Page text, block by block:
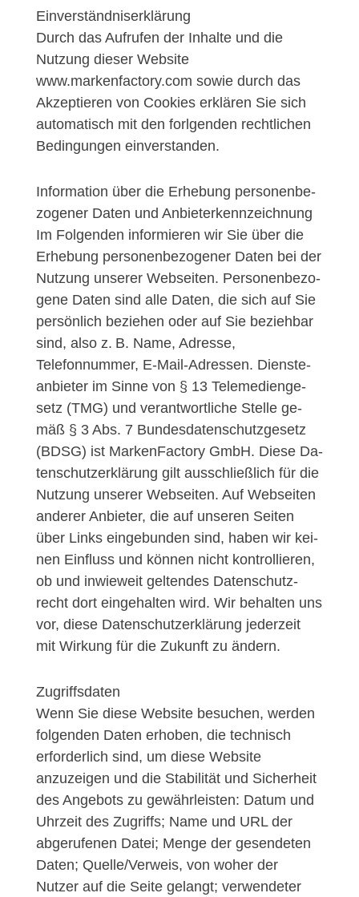
Einverständniserklärung
Durch das Aufrufen der Inhalte und die
Nutzung dieser Website
www.markenfactory.com sowie durch das
Akzeptieren von Cookies erklären Sie sich
automatisch mit den forlgenden rechtlichen
Bedingungen einverstanden.
In­for­ma­ti­on über die Er­he­bung per­so­nen­be­
zo­ge­ner Da­ten und An­bie­ter­kenn­zeich­nung
Im Fol­gen­den in­for­mie­ren wir Sie über die
Er­he­bung per­so­nen­be­zo­ge­ner Da­ten bei der
Nut­zung un­se­rer Web­sei­ten. Per­so­nen­be­zo­
ge­ne Da­ten sind al­le Da­ten, die sich auf Sie
per­sön­lich be­zie­hen oder auf Sie be­zieh­bar
sind, al­so z. B. Na­me, Adres­se,
Telefonnummer, E-Mail-Adres­sen. Diens­te­
an­bie­ter im Sin­ne von § 13 Te­le­me­di­en­ge­
setz (TMG) und ver­ant­wort­li­che Stel­le ge­
mäß § 3 Abs. 7 Bun­des­da­ten­schutz­ge­setz
(BDSG) ist MarkenFactory GmbH. Die­se Da­
ten­schut­z­er­klä­rung gilt aus­schlie­ß­lich für die
Nut­zung un­se­rer Web­sei­ten. Auf Web­sei­ten
an­de­rer An­bie­ter, die auf un­se­ren Sei­ten
über Links ein­ge­bun­den sind, ha­ben wir kei­
nen Ein­fluss und kön­nen nicht kon­trol­lie­ren,
ob und in­wie­weit gel­ten­des Da­ten­schutz­
recht dort ein­ge­hal­ten wird. Wir be­hal­ten uns
vor, die­se Da­ten­schut­z­er­klä­rung je­der­zeit
mit Wir­kung für die Zu­kunft zu än­dern.
Zugriffsdaten
Wenn Sie diese Website besuchen, werden
folgenden Daten erhoben, die technisch
erforderlich sind, um diese Website
anzuzeigen und die Stabilität und Sicherheit
des Angebots zu gewährleisten: Datum und
Uhrzeit des Zugriffs; Name und URL der
abgerufenen Datei; Menge der gesendeten
Daten; Quelle/Verweis, von woher der
Nutzer auf die Seite gelangt; verwendeter